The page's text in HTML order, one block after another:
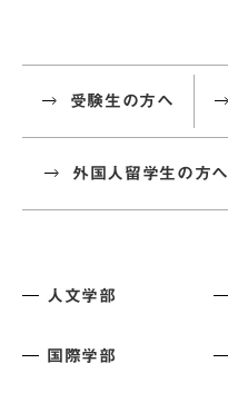
受験生の方へ
外国人留学生の方へ
人文学部
国際学部